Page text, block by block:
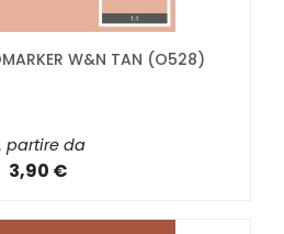
W&N TAN (O528)
partire da
3,90 €